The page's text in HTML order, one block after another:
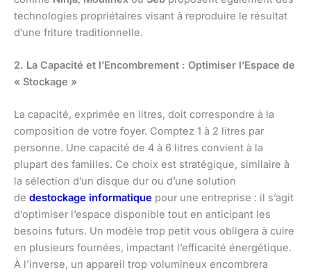
technologies propriétaires visant à reproduire le résultat
d’une friture traditionnelle.
2. La Capacité et l’Encombrement : Optimiser l’Espace de
« Stockage »
La capacité, exprimée en litres, doit correspondre à la
composition de votre foyer. Comptez 1 à 2 litres par
personne. Une capacité de 4 à 6 litres convient à la
plupart des familles. Ce choix est stratégique, similaire à
la sélection d’un disque dur ou d’une solution
de destockage informatique pour une entreprise : il s’agit
d’optimiser l’espace disponible tout en anticipant les
besoins futurs. Un modèle trop petit vous obligera à cuire
en plusieurs fournées, impactant l’efficacité énergétique.
À l’inverse, un appareil trop volumineux encombrera